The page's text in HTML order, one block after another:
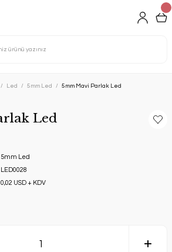
Led 5mm Led 5mm Mavi Parlak Led
Led
5mm Led
LED0028
0,02 USD + KDV